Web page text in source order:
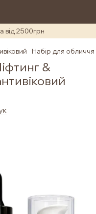
від 2500грн
Набір для
&